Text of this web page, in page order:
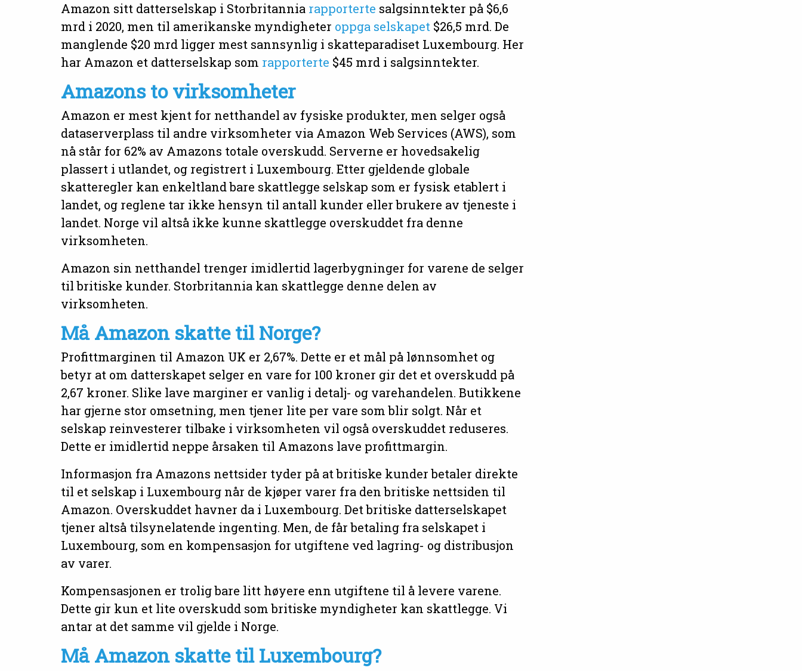
Amazon sitt datterselskap i Storbritannia rapporterte salgsinntekter på $6,6
mrd i 2020, men til amerikanske myndigheter oppga selskapet $26,5 mrd. De
manglende $20 mrd ligger mest sannsynlig i skatteparadiset Luxembourg. Her
har Amazon et datterselskap som rapporterte $45 mrd i salgsinntekter.
Amazons to virksomheter
Amazon er mest kjent for netthandel av fysiske produkter, men selger også
dataserverplass til andre virksomheter via Amazon Web Services (AWS), som
nå står for 62% av Amazons totale overskudd. Serverne er hovedsakelig
plassert i utlandet, og registrert i Luxembourg. Etter gjeldende globale
skatteregler kan enkeltland bare skattlegge selskap som er fysisk etablert i
landet, og reglene tar ikke hensyn til antall kunder eller brukere av tjeneste i
landet. Norge vil altså ikke kunne skattlegge overskuddet fra denne
virksomheten.
Amazon sin netthandel trenger imidlertid lagerbygninger for varene de selger
til britiske kunder. Storbritannia kan skattlegge denne delen av
virksomheten.
Må Amazon skatte til Norge?
Profittmarginen til Amazon UK er 2,67%. Dette er et mål på lønnsomhet og
betyr at om datterskapet selger en vare for 100 kroner gir det et overskudd på
2,67 kroner. Slike lave marginer er vanlig i detalj- og varehandelen. Butikkene
har gjerne stor omsetning, men tjener lite per vare som blir solgt. Når et
selskap reinvesterer tilbake i virksomheten vil også overskuddet reduseres.
Dette er imidlertid neppe årsaken til Amazons lave profittmargin.
Informasjon fra Amazons nettsider tyder på at britiske kunder betaler direkte
til et selskap i Luxembourg når de kjøper varer fra den britiske nettsiden til
Amazon. Overskuddet havner da i Luxembourg. Det britiske datterselskapet
tjener altså tilsynelatende ingenting. Men, de får betaling fra selskapet i
Luxembourg, som en kompensasjon for utgiftene ved lagring- og distribusjon
av varer.
Kompensasjonen er trolig bare litt høyere enn utgiftene til å levere varene.
Dette gir kun et lite overskudd som britiske myndigheter kan skattlegge. Vi
antar at det samme vil gjelde i Norge.
Må Amazon skatte til Luxembourg?